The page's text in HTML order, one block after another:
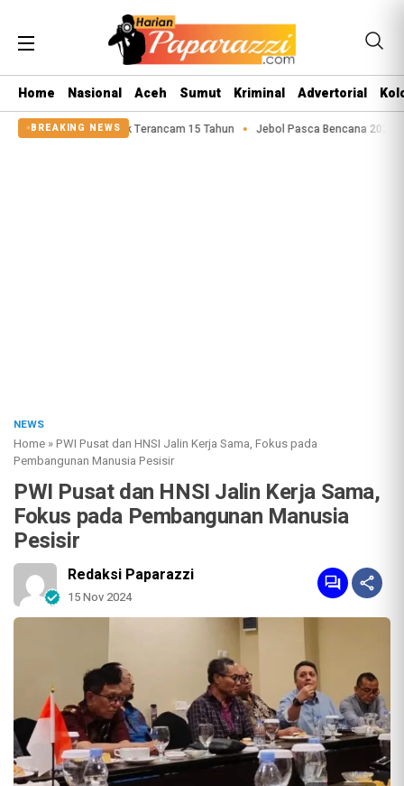
Home Nasional Aceh Sumut Kriminal Advertorial
BREAKING NEWS
Anak Terancam 15 Tahun Jebol Pasca Bencana 2025, Tanggul
NEWS
Home »PWI Pusat dan HNSI Jalin Kerja Sama, Fokus pada
Pembangunan Manusia Pesisir
PWI Pusat dan HNSI Jalin Kerja Sama,
Fokus pada Pembangunan Manusia
Pesisir
Redaksi Paparazzi
15 Nov 2024